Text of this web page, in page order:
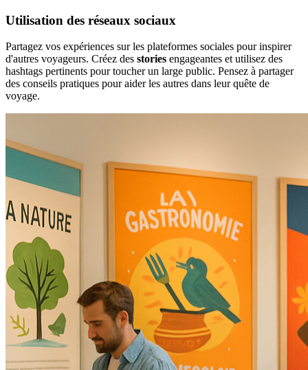
Utilisation des réseaux sociaux
Partagez vos expériences sur les plateformes sociales pour inspirer
d'autres voyageurs. Créez des stories engageantes et utilisez des
hashtags pertinents pour toucher un large public. Pensez à partager
des conseils pratiques pour aider les autres dans leur quête de
voyage.